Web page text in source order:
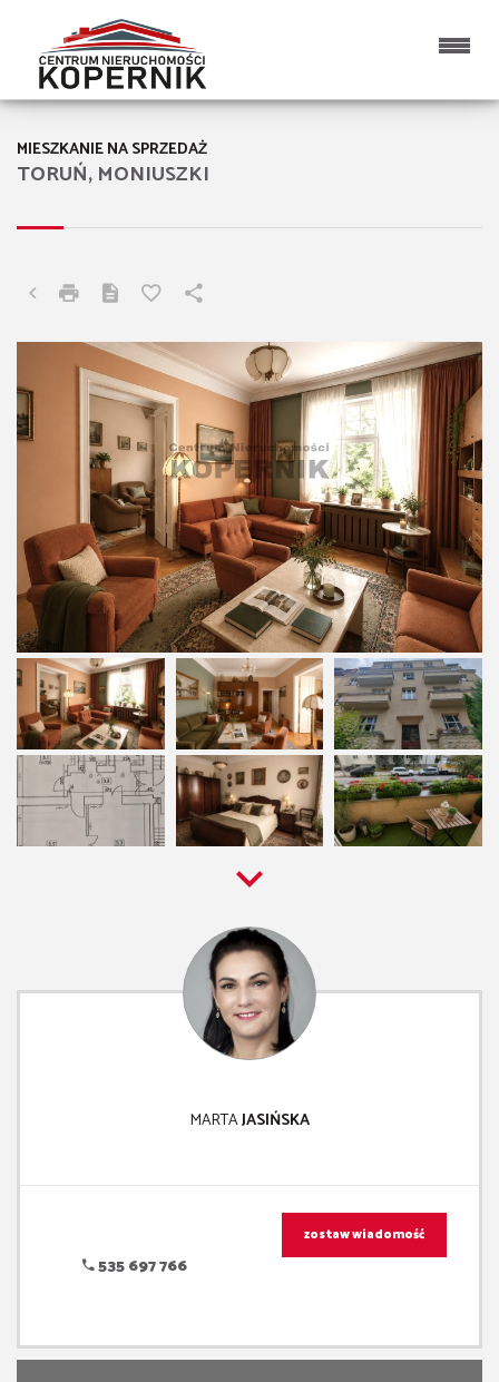
TORUŃ, MONIUSZKI
MIESZKANIE NA SPRZEDAŻ
MARTAJASIŃSKA
535 697 766
zostaw wiadomość